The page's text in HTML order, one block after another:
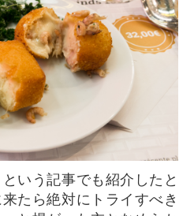
という記事でも紹介したと
たら絶対にトライすべき